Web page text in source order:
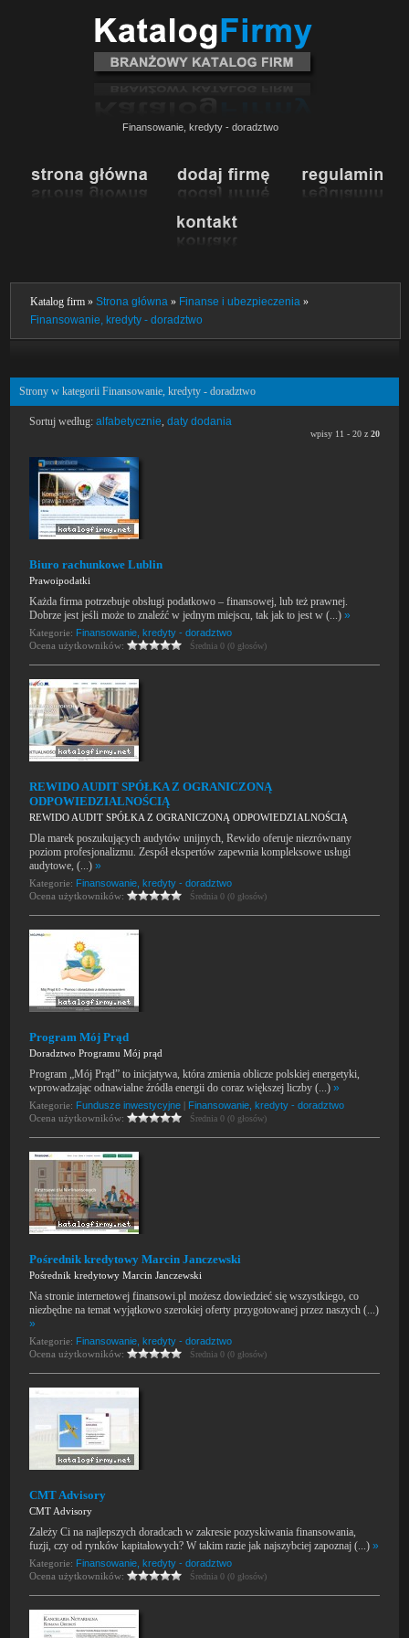
Finansowanie, kredyty - doradztwo
Katalog firm »Strona główna » Finanse i ubezpieczenia »
Finansowanie, kredyty - doradztwo
Strony w kategorii Finansowanie, kredyty - doradztwo
Sortuj według:alfabetycznie,daty dodania
wpisy 11 - 20 z 20
Biuro rachunkowe Lublin
Prawoipodatki
Każda firma potrzebuje obsługi podatkowo – finansowej, lub też prawnej.
Dobrze jest jeśli może to znaleźć w jednym miejscu, tak jak to jest w (...)»
Kategorie: Finansowanie, kredyty - doradztwo
Ocena użytkowników:
Średnia 0 (0 głosów)
REWIDO AUDIT SPÓŁKA Z OGRANICZONĄ
ODPOWIEDZIALNOŚCIĄ
REWIDO AUDIT SPÓŁKA Z OGRANICZONĄ ODPOWIEDZIALNOŚCIĄ
Dla marek poszukujących audytów unijnych, Rewido oferuje niezrównany
poziom profesjonalizmu. Zespół ekspertów zapewnia kompleksowe usługi
audytowe, (...)»
Kategorie: Finansowanie, kredyty - doradztwo
Ocena użytkowników:
Średnia 0 (0 głosów)
Program Mój Prąd
Doradztwo Programu Mój prąd
Program „Mój Prąd” to inicjatywa, która zmienia oblicze polskiej energetyki,
wprowadzając odnawialne źródła energii do coraz większej liczby (...)»
Kategorie: Fundusze inwestycyjne | Finansowanie, kredyty - doradztwo
Ocena użytkowników:
Średnia 0 (0 głosów)
Pośrednik kredytowy Marcin Janczewski
Pośrednik kredytowy Marcin Janczewski
Na stronie internetowej finansowi.pl możesz dowiedzieć się wszystkiego, co
niezbędne na temat wyjątkowo szerokiej oferty przygotowanej przez naszych (...)
»
Kategorie: Finansowanie, kredyty - doradztwo
Ocena użytkowników:
Średnia 0 (0 głosów)
CMT Advisory
CMT Advisory
Zależy Ci na najlepszych doradcach w zakresie pozyskiwania finansowania,
fuzji, czy od rynków kapitałowych? W takim razie jak najszybciej zapoznaj (...)»
Kategorie: Finansowanie, kredyty - doradztwo
Ocena użytkowników:
Średnia 0 (0 głosów)